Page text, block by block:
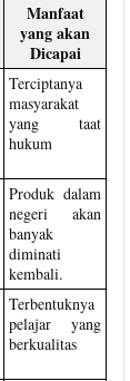
Manfaat
yang akan
Dicapai
Terciptanya
masyarakat
yang taat
hukum
Produk dalam
negeri akan
banyak
diminati
kembali.
Terbentuknya
pelajar yang
berkualitas